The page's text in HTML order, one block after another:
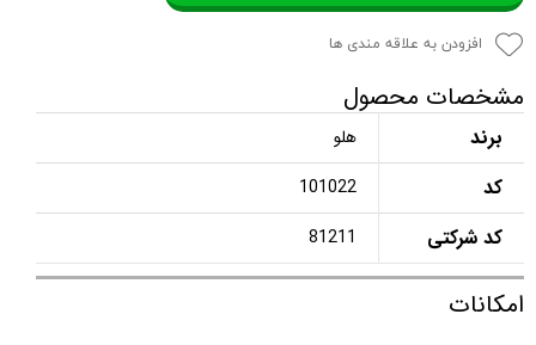
افزودن به علاقه مندی ها
مشخصات محصول
برند هلو
کد 101022
کد شرکتی 81211
امکانات